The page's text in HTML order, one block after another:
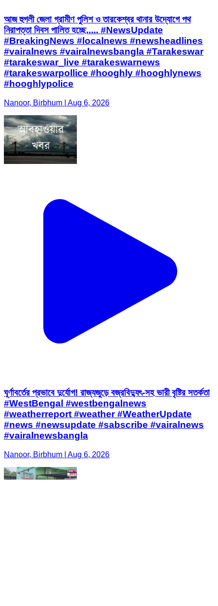
আজ হুগলী জেলা গ্রামীণ পুলিশ ও তারকেশ্বর থানার উদ্যোগে পথ
নিরাপত্তা দিবস পালিত হচ্ছে..... #NewsUpdate
#BreakingNews #localnews #newsheadlines
#vairalnews #vairalnewsbangla #Tarakeswar
#tarakeswar_live #tarakeswarnews
#tarakeswarpollice #hooghly #hooghlynews
#hooghlypolice
Nanoor, Birbhum | Aug 6, 2026
ঘূর্ণাবর্তের প্রভাবে দুর্যোগ! রাজ্যজুড়ে বজ্রবিদ্যুৎ-সহ ভারী বৃষ্টির সতর্কতা
#WestBengal #westbengalnews
#weatherreport #weather #WeatherUpdate
#news #newsupdate #sabscribe #vairalnews
#vairalnewsbangla
Nanoor, Birbhum | Aug 6, 2026